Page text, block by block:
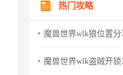
热门攻略
魔兽世界wlk狼位置分
魔兽世界wlk盗贼开